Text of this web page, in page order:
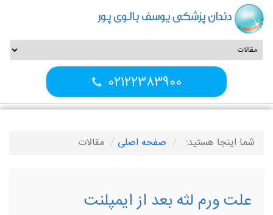
دندان پزشکی یوسف بالوی پور
02122383900
شما اینجا هستید: صفحه اصلی مقالات
علت ورم لثه بعد از ایمپلنت